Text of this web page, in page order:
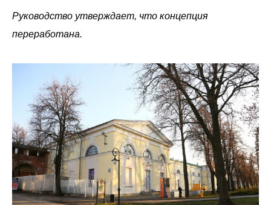
Руководство утверждает, что концепция
переработана.